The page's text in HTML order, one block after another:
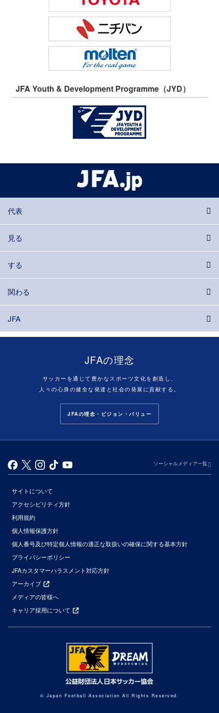
JFA Youth & Development Programme（JYD）
代表
見る
する
関わる
JFA
JFAの理念
サッカーを通じて豊かなスポーツ文化を創造し、
人々の心身の健全な発達と社会の発展に貢献する。
JFAの理念・ビジョン・バリュー
ソーシャルメディア一覧
サイトについて
アクセシビリティ方針
利用規約
個人情報保護方針
個人番号及び特定個人情報の適正な取扱いの確保に関する基本方針
プライバシーポリシー
JFAカスタマーハラスメント対応方針
アーカイブ
メディアの皆様へ
キャリア採用について
© Japan Football Association All Rights Reserved.